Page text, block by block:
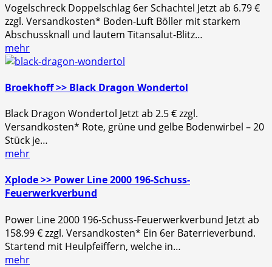
Vogelschreck Doppelschlag 6er Schachtel Jetzt ab 6.79 €
zzgl. Versandkosten* Boden-Luft Böller mit starkem
Abschussknall und lautem Titansalut-Blitz…
mehr
Broekhoff >> Black Dragon Wondertol
Black Dragon Wondertol Jetzt ab 2.5 € zzgl.
Versandkosten* Rote, grüne und gelbe Bodenwirbel – 20
Stück je…
mehr
Xplode >> Power Line 2000 196-Schuss-
Feuerwerkverbund
Power Line 2000 196-Schuss-Feuerwerkverbund Jetzt ab
158.99 € zzgl. Versandkosten* Ein 6er Baterrieverbund.
Startend mit Heulpfeiffern, welche in…
mehr